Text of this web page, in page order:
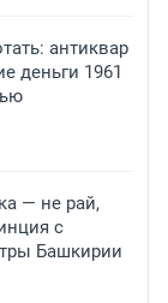
антиквар
деньги 1961
— не рай,
с
Башкирии